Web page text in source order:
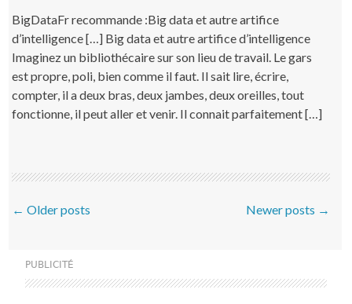
BigDataFr recommande :Big data et autre artifice
d’intelligence […] Big data et autre artifice d’intelligence
Imaginez un bibliothécaire sur son lieu de travail. Le gars
est propre, poli, bien comme il faut. Il sait lire, écrire,
compter, il a deux bras, deux jambes, deux oreilles, tout
fonctionne, il peut aller et venir. Il connait parfaitement […]
Post navigation
← Older posts Newer posts →
PUBLICITÉ